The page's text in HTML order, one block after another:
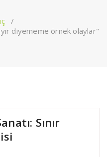
/
diyememe örnek olaylar"
Sınır